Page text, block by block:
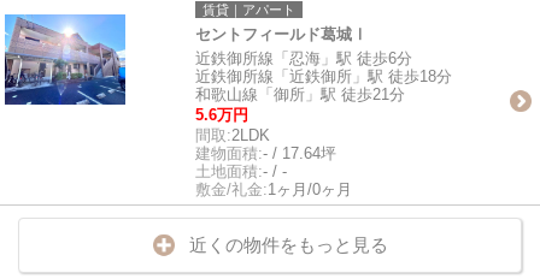
賃貸｜アパート
セントフィールド葛城Ⅰ
近鉄御所線「忍海」駅 徒歩6分
近鉄御所線「近鉄御所」駅 徒歩18分
和歌山線「御所」駅 徒歩21分
5.6万円
間取:2LDK
建物面積:- / 17.64坪
土地面積:- / -
敷金/礼金:1ヶ月/0ヶ月
近くの物件をもっと見る